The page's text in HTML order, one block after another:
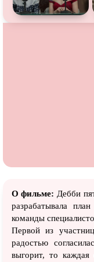
О фильме: Дебби
разрабатывала
команды
Первой из
радостью
выгорит, то каждая